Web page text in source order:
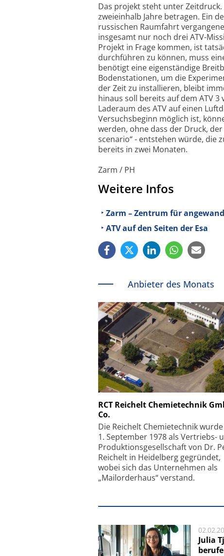
Das projekt steht unter
zweieinhalb Jahre betragen. Ein
russischen Raumfahrt
insgesamt nur noch drei ATV-
Projekt in Frage kommen, ist
durchführen zu können, muss
benötigt eine eigenständige
Bodenstationen, um die
der Zeit zu installieren, bleibt
hinaus soll bereits auf dem ATV
Laderaum des ATV auf einen
Versuchsbeginn möglich ist,
werden, ohne dass der Druck,
scenario“ - entstehen würde, die
bereits in zwei Monaten.
Zarm / PH
Weitere Infos
Zarm – Zentrum für
ATV auf den Seiten der Esa
Anbieter des Monats
RCT Reichelt Chemietechnik
Co.
Die Reichelt Chemietechnik
1. September 1978 als Vertriebs-
Produktionsgesellschaft von Dr.
Reichelt in Heidelberg gegründet,
wobei sich das Unternehmen als
„Mailorderhaus“ verstand.
Schäfter + Kirchhoff
Julia